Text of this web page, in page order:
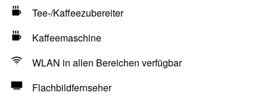
Tee-/Kaffeezubereiter
Kaffeemaschine
WLAN in allen Bereichen verfügbar
Flachbildfernseher